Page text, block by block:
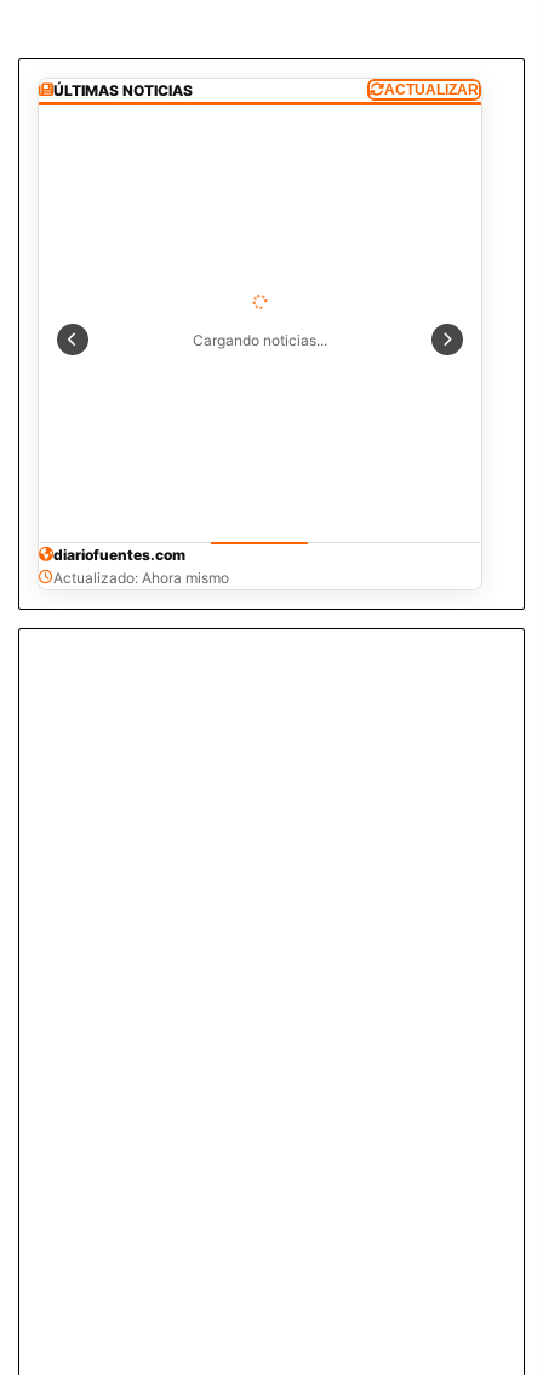
ÚLTIMAS NOTICIAS ACTUALIZAR
Cargando noticias...
diariofuentes.com
Actualizado: Ahora mismo